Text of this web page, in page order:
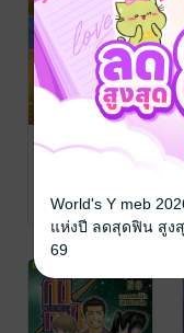
GINTAMA!! กิน
ทามะ เล่ม 62
Siam Inter Comics
การ์ตูนทั่วไป
No Rating
World's Y meb
แห่งปี ลดสุดฟิน สูง
69